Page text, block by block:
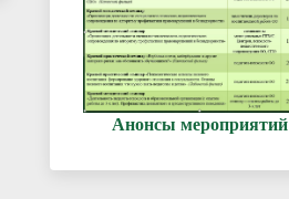
Анонсы мероприятий